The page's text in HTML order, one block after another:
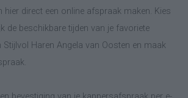
hier direct een online afspraak maken. Kies
de beschikbare tijden van je favoriete
Stijlvol Haren Angela van Oosten en maak